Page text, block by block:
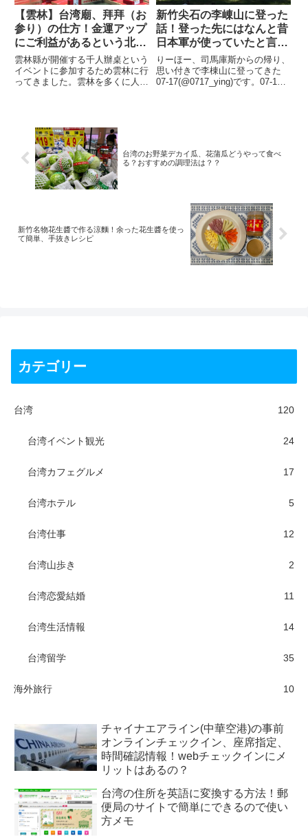
【雲林】台湾廟、拜拜（お
参り）の仕方！金運アップ
にご利益があるという北港
武德宮に行って金元寶を思
う存分触ってきた
雲林縣が開催する千人辦桌という
イベントに参加するため雲林に行
ってきました。雲林を多くに人に
ことで、われわれ外国人はなんと
100元という安さで参加するこ...
新竹尖石の李崠山に登った
話！登った先にはなんと昔
日本軍が使っていたと言わ
れる古城が
りーほー、司馬庫斯からの帰り、
思い付きで李棟山に登ってきた
07-17(@0717_ying)です。07-17
台湾のお野菜デカイ瓜、花蒲瓜どうやって食べ
る？おすすめの調理法は？？
新竹名物花生醬で作る涼麵！余った花生醬を使っ
て簡単、手抜きレシピ
カテゴリー
台湾 120
台湾イベント観光 24
台湾カフェグルメ 17
台湾ホテル 5
台湾仕事 12
台湾山歩き 2
台湾恋愛結婚 11
台湾生活情報 14
台湾留学 35
海外旅行 10
チャイナエアライン(中華空港)の事前
オンラインチェックイン、座席指定、
時間確認情報！webチェックインにメ
リットはあるの？
台湾の住所を英語に変換する方法！郵
便局のサイトで簡単にできるので使い
方メモ